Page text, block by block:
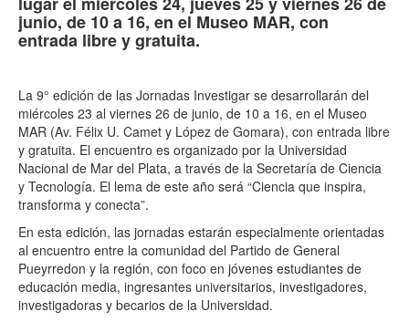
junio, de 10 a 16, en el Museo MAR, con
entrada libre y gratuita.
La 9° edición de las Jornadas Investigar se desarrollarán del
miércoles 23 al viernes 26 de junio, de 10 a 16, en el Museo
MAR (Av. Félix U. Camet y López de Gomara), con entrada libre
y gratuita. El encuentro es organizado por la Universidad
Nacional de Mar del Plata, a través de la Secretaría de Ciencia
y Tecnología. El lema de este año será “Ciencia que inspira,
transforma y conecta”.
En esta edición, las jornadas estarán especialmente orientadas
al encuentro entre la comunidad del Partido de General
Pueyrredon y la región, con foco en jóvenes estudiantes de
educación media, ingresantes universitarios, investigadores,
investigadoras y becarios de la Universidad.